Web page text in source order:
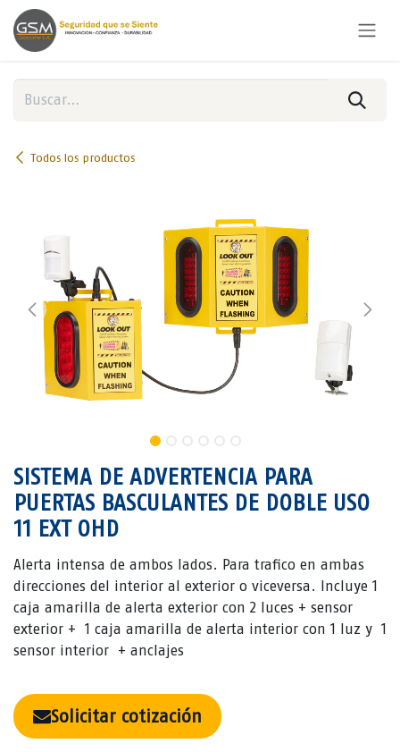
Ir al contenido
Todos los productos
SISTEMA DE ADVERTENCIA PARA
PUERTAS BASCULANTES DE DOBLE USO
11 EXT OHD
Alerta intensa de ambos lados. Para trafico en ambas
direcciones del interior al exterior o viceversa. Incluye 1
caja amarilla de alerta exterior con 2 luces + sensor
exterior + 1 caja amarilla de alerta interior con 1 luz y 1
sensor interior + anclajes
Solicitar cotización